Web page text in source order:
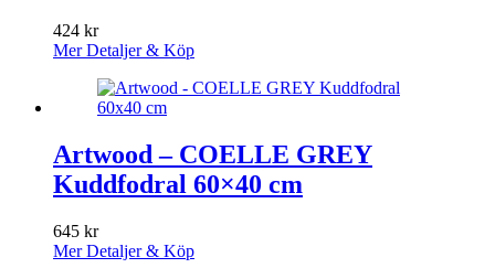
424 kr
Mer Detaljer & Köp
Artwood – COELLE GREY
Kuddfodral 60×40 cm
645 kr
Mer Detaljer & Köp